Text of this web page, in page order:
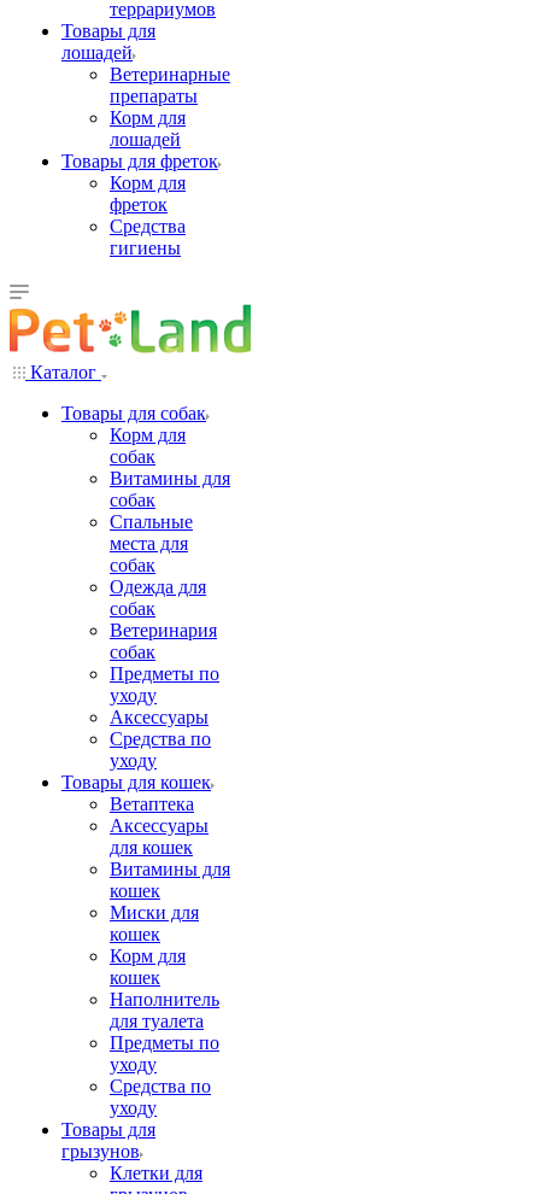
террариумов
Товары для
лошадей
Ветеринарные
препараты
Корм для
лошадей
Товары для фреток
Корм для
фреток
Средства
гигиены
Каталог
Товары для собак
Корм для
собак
Витамины для
собак
Спальные
места для
собак
Одежда для
собак
Ветеринария
собак
Предметы по
уходу
Аксессуары
Средства по
уходу
Товары для кошек
Ветаптека
Аксессуары
для кошек
Витамины для
кошек
Миски для
кошек
Корм для
кошек
Наполнитель
для туалета
Предметы по
уходу
Средства по
уходу
Товары для
грызунов
Клетки для